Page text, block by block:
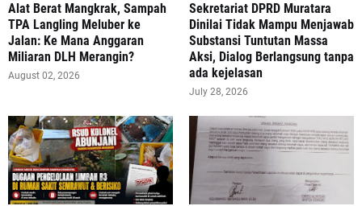
Alat Berat Mangkrak, Sampah
TPA Langling Meluber ke
Jalan: Ke Mana Anggaran
Miliaran DLH Merangin?
August 02, 2026
Sekretariat DPRD Muratara
Dinilai Tidak Mampu Menjawab
Substansi Tuntutan Massa
Aksi, Dialog Berlangsung tanpa
ada kejelasan
July 28, 2026